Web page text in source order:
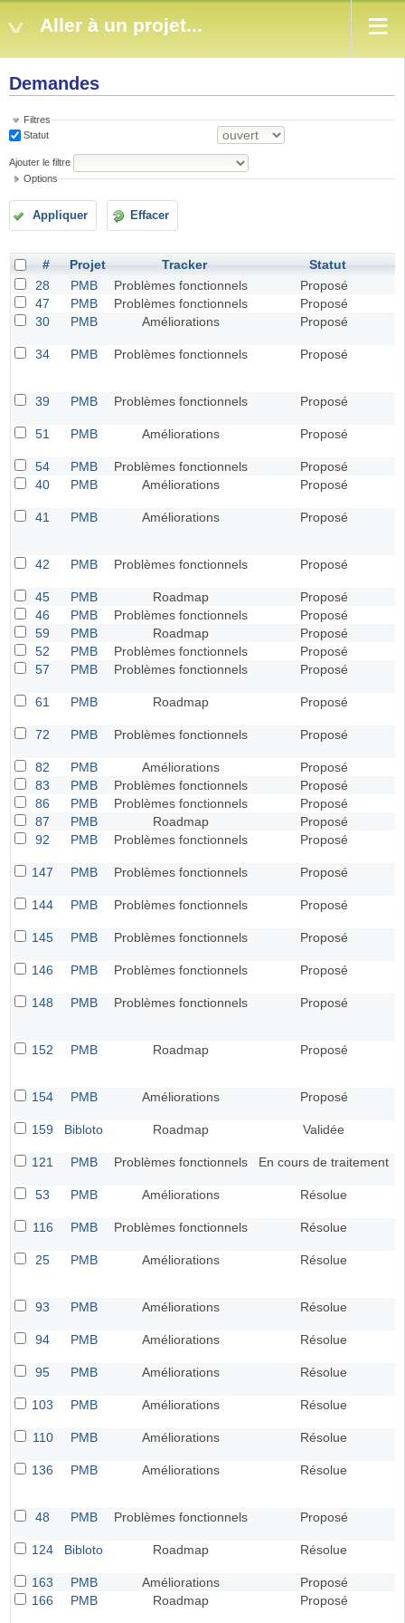
Aller à un projet...
Demandes
Filtres
Statut
Ajouter le filtre
Options
Appliquer Effacer
# Projet Tracker Statut
28
PMB Problèmes fonctionnels Proposé
47
PMB Problèmes fonctionnels Proposé
30
PMB Améliorations Proposé
34 PMB Problèmes fonctionnels Proposé
39 PMB Problèmes fonctionnels Proposé
51 PMB Améliorations Proposé
54 PMB Problèmes fonctionnels Proposé
40
PMB Améliorations Proposé
41 PMB Améliorations Proposé
42 PMB Problèmes fonctionnels Proposé
45 PMB Roadmap Proposé
46
PMB Problèmes fonctionnels Proposé
59
PMB Roadmap Proposé
52
PMB Problèmes fonctionnels
Proposé
57
PMB Problèmes fonctionnels Proposé
61 PMB Roadmap Proposé
72 PMB Problèmes fonctionnels Proposé
82 PMB Améliorations Proposé
83
PMB Problèmes fonctionnels Proposé
86
PMB Problèmes fonctionnels
Proposé
87
PMB Roadmap Proposé
92
PMB Problèmes fonctionnels Proposé
147 PMB Problèmes fonctionnels Proposé
144 PMB Problèmes fonctionnels Proposé
145 PMB Problèmes fonctionnels Proposé
146 PMB Problèmes fonctionnels Proposé
148 PMB Problèmes fonctionnels Proposé
152 PMB Roadmap Proposé
154 PMB Améliorations Proposé
159 Bibloto Roadmap Validée
121 PMB Problèmes fonctionnels En cours de traitement
53 PMB Améliorations Résolue
116 PMB Problèmes fonctionnels Résolue
25 PMB Améliorations Résolue
93 PMB Améliorations Résolue
94 PMB Améliorations Résolue
95 PMB Améliorations Résolue
103 PMB Améliorations Résolue
110 PMB Améliorations Résolue
136 PMB Améliorations Résolue
48 PMB Problèmes fonctionnels Proposé
124 Bibloto Roadmap Résolue
163 PMB Améliorations Proposé
166
PMB Roadmap Proposé